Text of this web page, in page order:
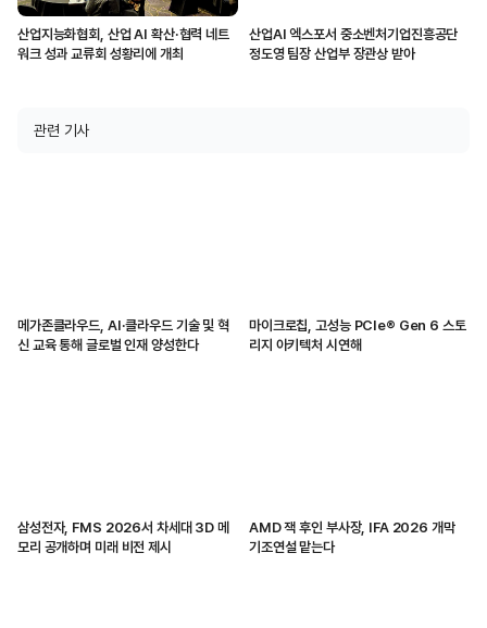
산업지능화협회, 산업 AI 확산·협력 네트
워크 성과 교류회 성황리에 개최
산업AI 엑스포서 중소벤처기업진흥공단
정도영 팀장 산업부 장관상 받아
관련 기사
메가존클라우드, AI·클라우드 기술 및 혁
신 교육 통해 글로벌 인재 양성한다
마이크로칩, 고성능 PCIe® Gen 6 스토
리지 아키텍처 시연해
삼성전자, FMS 2026서 차세대 3D 메
모리 공개하며 미래 비전 제시
AMD 잭 후인 부사장, IFA 2026 개막
기조연설 맡는다